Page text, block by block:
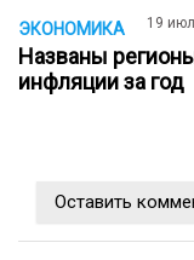
ЭКОНОМИКА 19 июл
Названы
инфляции за год
Оставить